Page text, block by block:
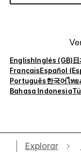
English Inglés (GB)
FrançaisEspañol
Português한국어ไทย
Bahasa Indonesia
Explorar